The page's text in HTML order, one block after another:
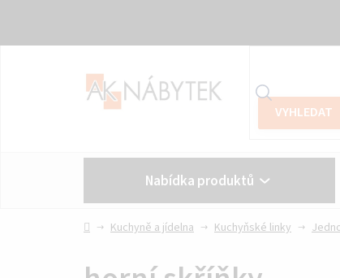
Nabídka produktů
Vše o nákupu Kontakt
DomůKuchyně a jídelna Kuchyňské linky